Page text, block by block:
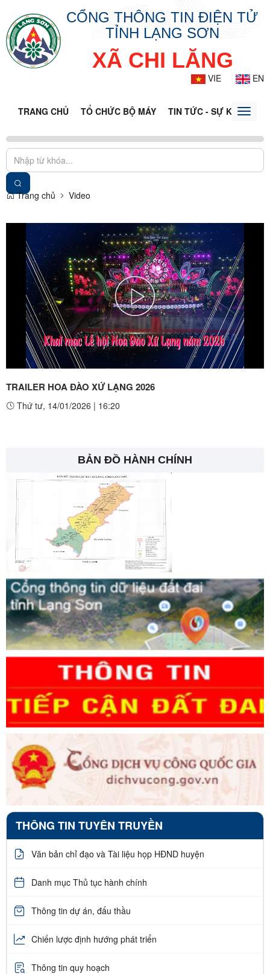
CỔNG THÔNG TIN ĐIỆN TỬ
TỈNH LẠNG SƠN
XÃ CHI LĂNG
VIE EN
TRANG CHỦ TỔ CHỨC BỘ MÁY TIN TỨC - SỰ KIỆNToggle
Trang chủ Video
Play
Video
TRAILER HOA ĐÀO XỨ LẠNG 2026
Thứ tư, 14/01/2026 | 16:20
BẢN ĐỒ HÀNH CHÍNH
THÔNG TIN TUYÊN TRUYỀN
Văn bản chỉ đạo và Tài liệu họp HĐND huyện
Danh mục Thủ tục hành chính
Thông tin dự án, đấu thầu
Chiến lược định hướng phát triển
Thông tin quy hoạch